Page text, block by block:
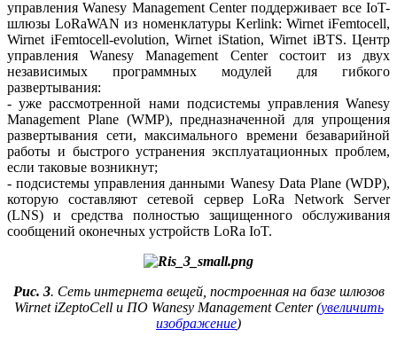
управления Wanesy Ma­na­ge­ment Center поддерживает все IoT-
шлюзы LoRaWAN из номенклатуры Kerlink: Wirnet iFemtoсell,
Wirnet iFemtoсell-evolution, Wirnet iStation, Wirnet iBTS. Центр
управления Wanesy Ma­na­ge­ment Center состоит из двух
независимых программных модулей для гибкого
развертывания:
- уже рассмотренной нами подсистемы управления Wanesy
Ma­na­ge­ment Plane (WMP), предназначенной для упрощения
развертывания се­ти, максимального времени безаварийной
работы и быстрого устранения эксплуатационных проблем,
если таковые возникнут;
- подсистемы управления данными Wanesy Data Plane (WDP),
которую составляют сетевой сервер LoRa Network Server
(LNS) и средства полностью защищенного обслуживания
сообщений оконечных устройств LoRa IoT.
Рис. 3. Сеть интернета вещей, построенная на базе шлюзов
Wirnet iZeptoCell и ПО Wanesy Management Center (увеличить
изображение)